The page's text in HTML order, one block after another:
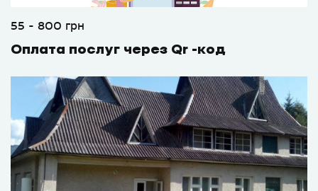
55 - 800 грн
Оплата послуг через Qr -код